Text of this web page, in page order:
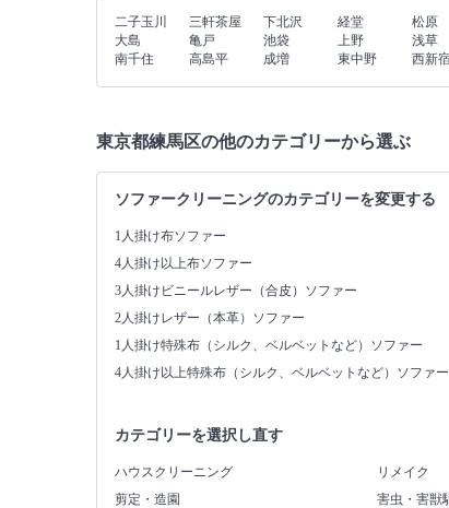
二子玉川 三軒茶屋 下北沢 経堂 松原
大島
亀戸 池袋 上野 浅草
南千住
高島平 成増 東中野 西新
東京都練馬区の他のカテゴリーから選ぶ
ソファークリーニングのカテゴリーを変更する
1人掛け布ソファー
4人掛け以上布ソファー
3人掛けビニールレザー（合皮）ソファー
2人掛けレザー（本革）ソファー
1人掛け特殊布（シルク、ベルベットなど）ソファー
4人掛け以上特殊布（シルク、ベルベットなど）ソファー
カテゴリーを選択し直す
ハウスクリーニング リメイク
剪定・造園
害虫・害獣